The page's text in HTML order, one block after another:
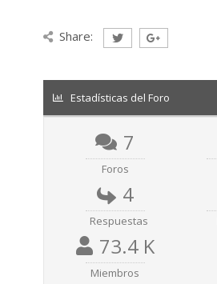
Share:
Estadísticas del Foro
7
Foros
4
Respuestas
73.4 K
Miembros